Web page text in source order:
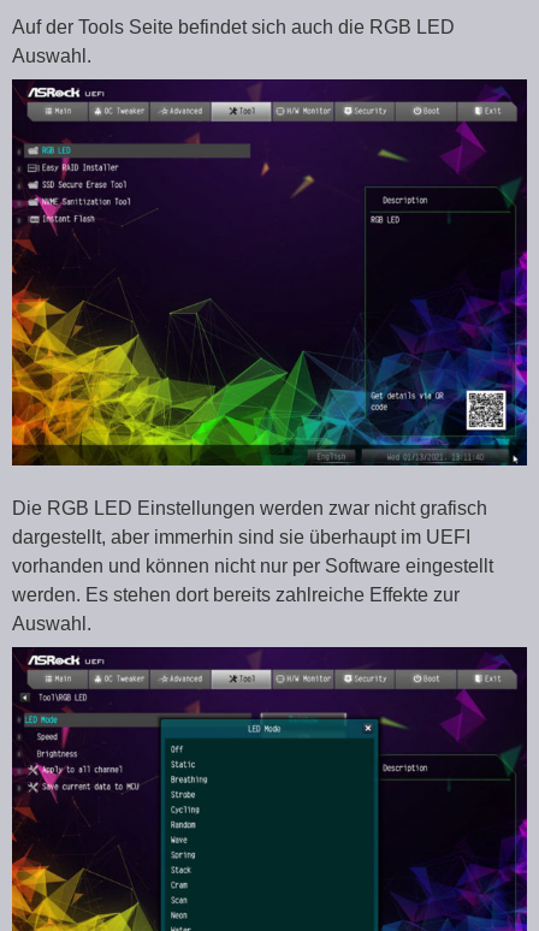
Auf der Tools Seite befindet sich auch die RGB LED
Auswahl.
Die RGB LED Einstellungen werden zwar nicht grafisch
dargestellt, aber immerhin sind sie überhaupt im UEFI
vorhanden und können nicht nur per Software eingestellt
werden. Es stehen dort bereits zahlreiche Effekte zur
Auswahl.